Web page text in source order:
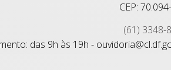
CEP:
(61) 3348-
das 9h às 19h -